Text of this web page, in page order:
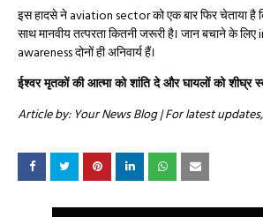
इस हादसे ने aviation sector को एक बार फिर चेताया
साथ मानवीय तत्परता कितनी जरूरी है। जान बचाने के
awareness दोनों ही अनिवार्य हैं।
ईश्वर मृतकों की आत्मा को शांति दे और घायलों को शीघ्र
Article by: Your News Blog | For latest